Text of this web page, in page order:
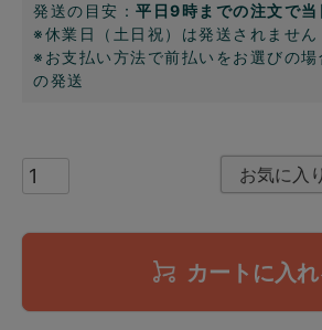
発送の目安： 平日9時までの注文で当
※休業日（土日祝）は発送されません
※お支払い方法で前払いをお選びの
の発送
お気に入
カートに入れ